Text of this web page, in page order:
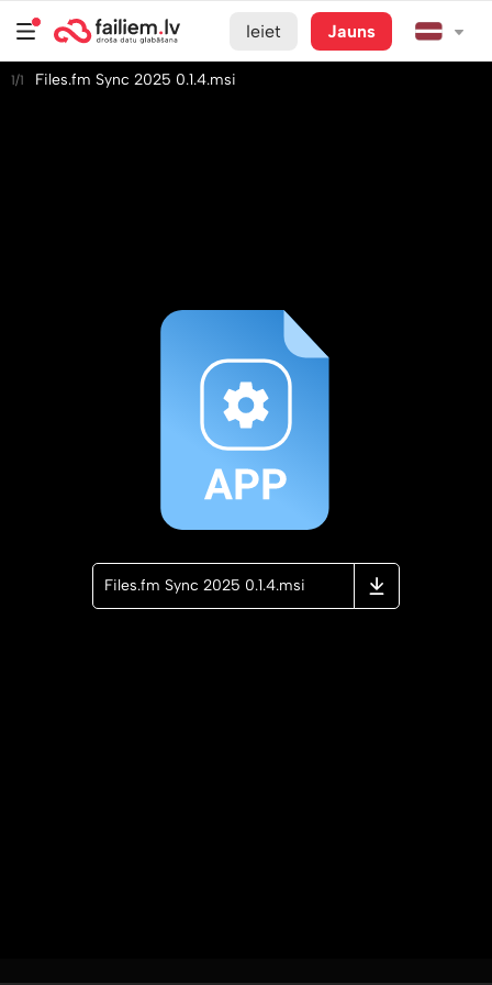
Ieiet Jauns
1/1 Files.fm Sync 2025 0.1.4.msi
Files.fm Sync 2025 0.1.4.msi